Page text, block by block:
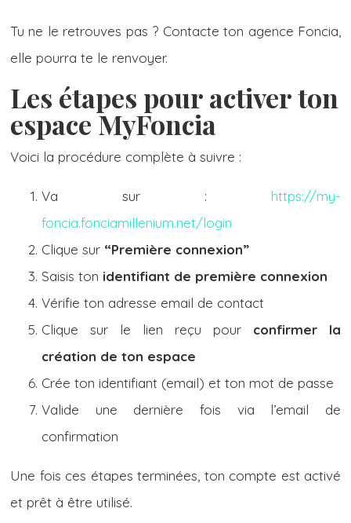
Tu ne le retrouves pas ? Contacte ton agence Foncia,
elle pourra te le renvoyer.
Les étapes pour activer ton
espace MyFoncia
Voici la procédure complète à suivre :
Va sur : https://my-
foncia.fonciamillenium.net/login
Clique sur “Première connexion”
Saisis ton identifiant de première connexion
Vérifie ton adresse email de contact
Clique sur le lien reçu pour confirmer la
création de ton espace
Crée ton identifiant (email) et ton mot de passe
Valide une dernière fois via l’email de
confirmation
Une fois ces étapes terminées, ton compte est activé
et prêt à être utilisé.